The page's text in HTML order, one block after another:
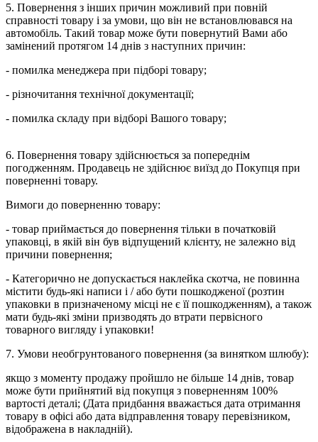
5. Повернення з інших причин можливий при повній
справності товару і за умови, що він не встановлювався на
автомобіль. Такий товар може бути повернутий Вами або
замінений протягом 14 днів з наступних причин:
- помилка менеджера при підборі товару;
- різночитання технічної документації;
- помилка складу при відборі Вашого товару;
6. Повернення товару здійснюється за попереднім
погодженням. Продавець не здійснює виїзд до Покупця при
поверненні товару.
Вимоги до поверненню товару:
- товар приймається до повернення тільки в початковій
упаковці, в якій він був відпущений клієнту, не залежно від
причини повернення;
- Категорично не допускається наклейка скотча, не повинна
містити будь-які написи і / або бути пошкодженої (розтин
упаковки в призначеному місці не є її пошкодженням), а також
мати будь-які зміни призводять до втрати первісного
товарного вигляду і упаковки!
7. Умови необгрунтованого повернення (за винятком шлюбу):
якщо з моменту продажу пройшло не більше 14 днів, товар
може бути прийнятий від покупця з поверненням 100%
вартості деталі; (Дата придбання вважається дата отримання
товару в офісі або дата відправлення товару перевізником,
відображена в накладній).